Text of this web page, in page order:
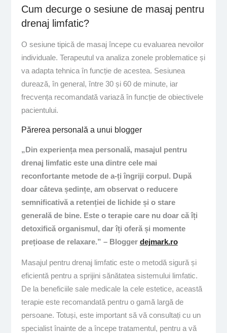
Cum decurge o sesiune de masaj pentru
drenaj limfatic?
O sesiune tipică de masaj începe cu evaluarea nevoilor
individuale. Terapeutul va analiza zonele problematice și
va adapta tehnica în funcție de acestea. Sesiunea
durează, în general, între 30 și 60 de minute, iar
frecvența recomandată variază în funcție de obiectivele
pacientului.
Părerea personală a unui blogger
„Din experiența mea personală, masajul pentru
drenaj limfatic este una dintre cele mai
reconfortante metode de a-ți îngriji corpul. După
doar câteva ședințe, am observat o reducere
semnificativă a retenției de lichide și o stare
generală de bine. Este o terapie care nu doar că îți
detoxifică organismul, dar îți oferă și momente
prețioase de relaxare.” – Blogger dejmark.ro
Masajul pentru drenaj limfatic este o metodă sigură și
eficientă pentru a sprijini sănătatea sistemului limfatic.
De la beneficiile sale medicale la cele estetice, această
terapie este recomandată pentru o gamă largă de
persoane. Totuși, este important să vă consultați cu un
specialist înainte de a începe tratamentul, pentru a vă